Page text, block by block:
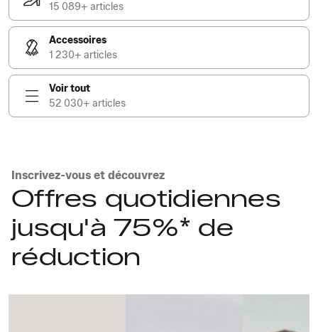
15 089+ articles
Accessoires
1 230+ articles
Voir tout
52 030+ articles
Inscrivez-vous et découvrez
Offres quotidiennes
jusqu'à 75%* de
réduction